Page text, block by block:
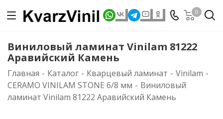
0
Виниловый ламинат Vinilam 81222
Аравийский Камень
Главная - Каталог - Кварцевый ламинат - Vinilam -
CERAMO VINILAM STONE 6/8 мм - Виниловый
ламинат Vinilam 81222 Аравийский Камень